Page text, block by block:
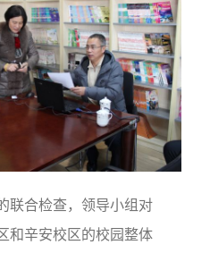
联合检查，领导小组对
和辛安校区的校园整体